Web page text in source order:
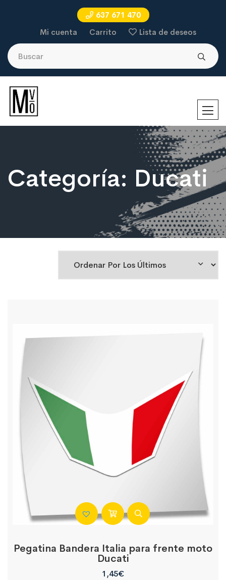
637 671 470
Mi cuenta
Carrito Lista de deseos
Categoría: Ducati
Pegatina Bandera Italia para frente moto
Ducati
1,45€